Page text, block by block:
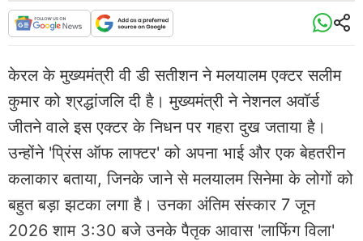
केरल के मुख्यमंत्री वी डी सतीशन ने मलयालम एक्टर सलीम
कुमार को श्रद्धांजलि दी है। मुख्यमंत्री ने नेशनल अवॉर्ड
जीतने वाले इस एक्टर के निधन पर गहरा दुख जताया है।
उन्होंने 'प्रिंस ऑफ लाफ्टर' को अपना भाई और एक बेहतरीन
कलाकार बताया, जिनके जाने से मलयालम सिनेमा के लोगों को
बहुत बड़ा झटका लगा है। उनका अंतिम संस्कार 7 जून
2026 शाम 3:30 बजे उनके पैतृक आवास 'लाफिंग विला'